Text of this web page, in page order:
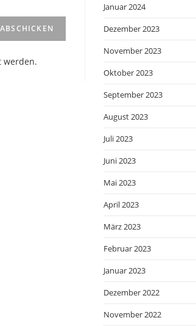
werden.
Januar 2024
Dezember 2023
November 2023
Oktober 2023
September 2023
August 2023
Juli 2023
Juni 2023
Mai 2023
April 2023
März 2023
Februar 2023
Januar 2023
Dezember 2022
November 2022